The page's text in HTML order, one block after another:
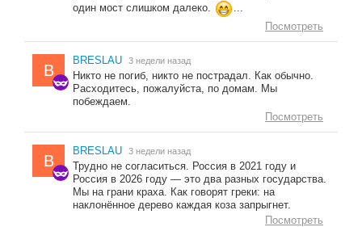
один мост слишком далеко.
Посмотреть
B
BRESLAU 3 недели назад
Никто не погиб, никто не пострадал. Как обычно.
Расходитесь, пожалуйста, по домам. Мы
побеждаем.
Посмотреть
B
BRESLAU 3 недели назад
Трудно не согласиться. Россия в 2021 году и
Россия в 2026 году — это два разных государства.
Мы на грани краха. Как говорят греки: на
наклонённое дерево каждая коза запрыгнет.
Посмотреть